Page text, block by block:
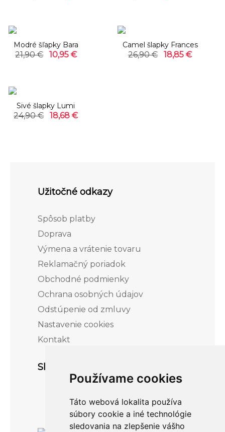
Používame cookies
Táto webová lokalita používa
súbory cookie a iné technológie
sledovania na zlepšenie vášho
Modré šľapky Bara
21,90 € 10,95 €
Camel šlapky Frances
26,90 € 18,85 €
Sivé šlapky Lumi
24,90 € 18,68 €
Užitočné odkazy
Spôsob platby
Doprava
Výmena a vrátenie tovaru
Reklamačný poriadok
Obchodné podmienky
Ochrana osobných údajov
Odstúpenie od zmluvy
Nastavenie cookies
Kontakt
Sledujte nás